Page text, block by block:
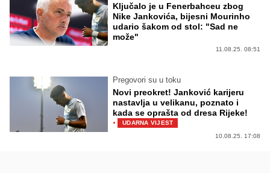
Ključalo je u Fenerbahceu zbog
Nike Jankovića, bijesni Mourinho
udario šakom od stol: "Sad ne
može"
11.08.25. 08:51
Pregovori su u toku
Novi preokret! Janković karijeru
nastavlja u velikanu, poznato i
kada se oprašta od dresa Rijeke!
·
UDARNA VIJEST
10.08.25. 17:08